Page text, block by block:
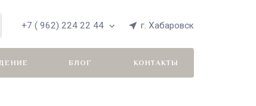
+7 ( 962) 224 22 44 г. Хабаровск
БЛОГ КОНТАКТЫ